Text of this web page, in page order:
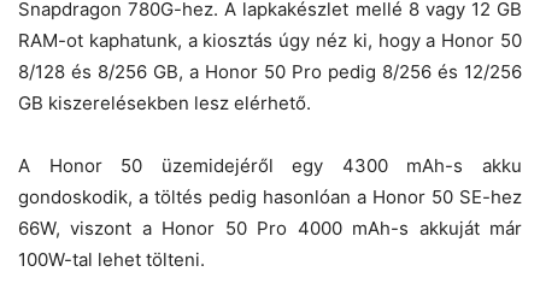
Snapdragon 780G-hez. A lapkakészlet mellé 8 vagy 12 GB
RAM-ot kaphatunk, a kiosztás úgy néz ki, hogy a Honor 50
8/128 és 8/256 GB, a Honor 50 Pro pedig 8/256 és 12/256
GB kiszerelésekben lesz elérhető.
A Honor 50 üzemidejéről egy 4300 mAh-s akku
gondoskodik, a töltés pedig hasonlóan a Honor 50 SE-hez
66W, viszont a Honor 50 Pro 4000 mAh-s akkuját már
100W-tal lehet tölteni.